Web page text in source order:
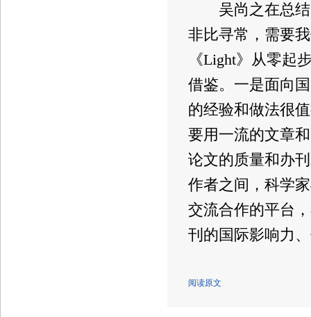
吴尚之在总结
非比寻常，需要
《Light》从零起
借鉴。一是面向
的经验和做法很
要用一流的文章
论文的质量和办
作者之间，科学
交流合作的平台
刊的国际影响力
阅读原文